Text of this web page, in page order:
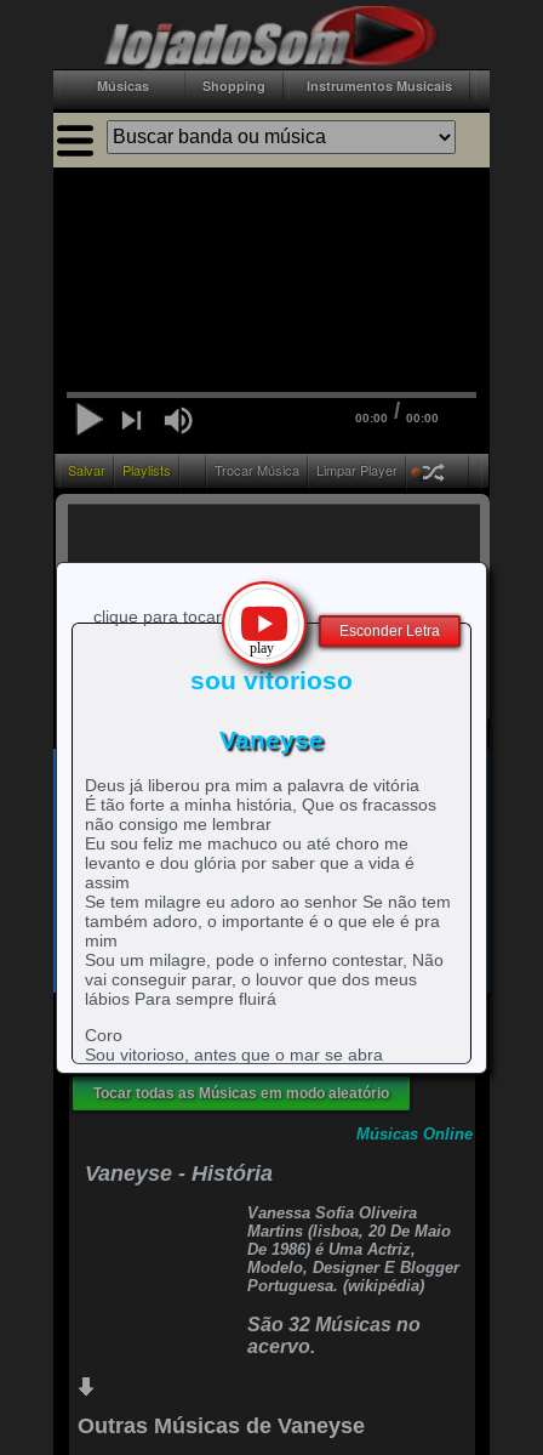
sou vitorioso
Vaneyse
Deus já liberou pra mim a palavra de vitória
É tão forte a minha história, Que os fracassos
não consigo me lembrar
Eu sou feliz me machuco ou até choro me
levanto e dou glória por saber que a vida é
assim
Se tem milagre eu adoro ao senhor Se não tem
também adoro, o importante é o que ele é pra
mim
Sou um milagre, pode o inferno contestar, Não
vai conseguir parar, o louvor que dos meus
lábios Para sempre fluirá
Coro
Sou vitorioso, antes que o mar se abra
Sou vitorioso, antes que a resposta chega
Sou vitorioso, tenho a marca da promessa em
mim
Eu sou vitorioso, mesmo ao meio do deserto
Sou vitorioso, a palavra de vitória deus já liberou
pra mim
clique para tocar
Esconder Letra
Músicas Shopping Instrumentos Musicais
00:00 / 00:00
Salvar Playlists Trocar Música Limpar Player
letra
da
Bandas e cantores que começam com a Letra
0-9
-
artistas
com
números
Artistas
com
Brtistas
com
Crtistas
com
Drtistas
com
Ertistas
com
Frtistas
com
G
com
I
rtistas
com
I
Jrtistas
com
J
Krtistas
com
K
Lrtistas
com
L
Mrtistas
com
M
Nrtistas
com
N
Ortistas
com
O
Prtistas
com
P
R
rtistas
com
R
Srtistas
com
rtistas
com
rtistas
com
rtistas
com
rtistas
com
X
rtistas
com
Yrtistas
com
Mande para o Facebook Mande para o Twitter
Tocar todas as Músicas em modo aleatório
Músicas Online
Vaneyse - História
Vanessa Sofia Oliveira
Martins (lisboa, 20 De Maio
De 1986) é Uma Actriz,
Modelo, Designer E Blogger
Portuguesa. (wikipédia)
São 32 Músicas no
acervo.
Outras Músicas de Vaneyse